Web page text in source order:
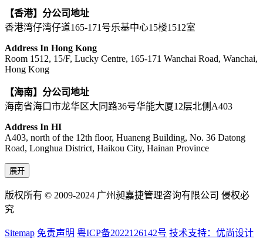
【香港】分公司地址
香港湾仔湾仔道165-171号乐基中心15楼1512室
Address In Hong Kong
Room 1512, 15/F, Lucky Centre, 165-171 Wanchai Road, Wanchai,
Hong Kong
【海南】分公司地址
海南省海口市龙华区大同路36号华能大厦12层北侧A403
Address In HI
A403, north of the 12th floor, Huaneng Building, No. 36 Datong
Road, Longhua District, Haikou City, Hainan Province
展开
版权所有 © 2009-2024 广州昶嘉捷管理咨询有限公司 侵权必
究
Sitemap 免责声明 粤ICP备2022126142号 技术支持：优尚设计